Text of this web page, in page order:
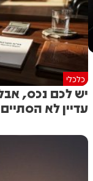
כלכלי
יש לכם נכס,
עדיין לא הסתיים